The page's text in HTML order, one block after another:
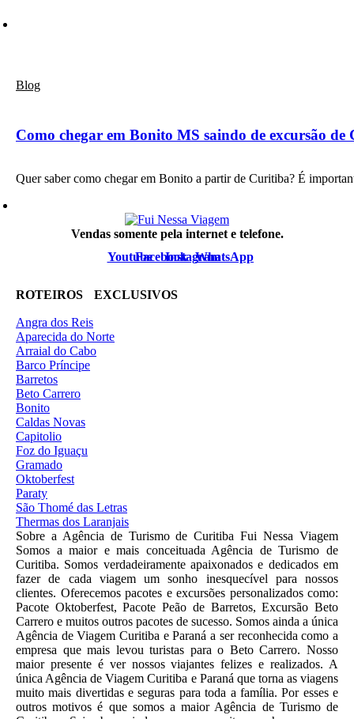
Blog
Como chegar em Bonito MS saindo de excursão
Quer saber como chegar em Bonito a partir de Curitiba? É
Vendas somente pela internet e telefone.
YoutubeFacebookInstagramWhatsApp
ROTEIROS EXCLUSIVOS
Angra dos Reis
Aparecida do Norte
Arraial do Cabo
Barco Príncipe
Barretos
Beto Carrero
Bonito
Caldas Novas
Capitolio
Foz do Iguaçu
Gramado
Oktoberfest
Paraty
São Thomé das Letras
Thermas dos Laranjais
Sobre a Agência de Turismo de Curitiba Fui Nessa Viagem
Somos a maior e mais conceituada Agência de Turismo de
Curitiba. Somos verdadeiramente apaixonados e dedicados em
fazer de cada viagem um sonho inesquecível para nossos
clientes. Oferecemos pacotes e excursões personalizados como:
Pacote Oktoberfest, Pacote Peão de Barretos, Excursão Beto
Carrero e muitos outros pacotes de sucesso. Somos ainda a única
Agência de Viagem Curitiba e Paraná a ser reconhecida como a
empresa que mais levou turistas para o Beto Carrero. Nosso
maior presente é ver nossos viajantes felizes e realizados. A
única Agência de Viagem Curitiba e Paraná que torna as viagens
muito mais divertidas e seguras para toda a família. Por esses e
outros motivos é que somos a maior Agência de Turismo de